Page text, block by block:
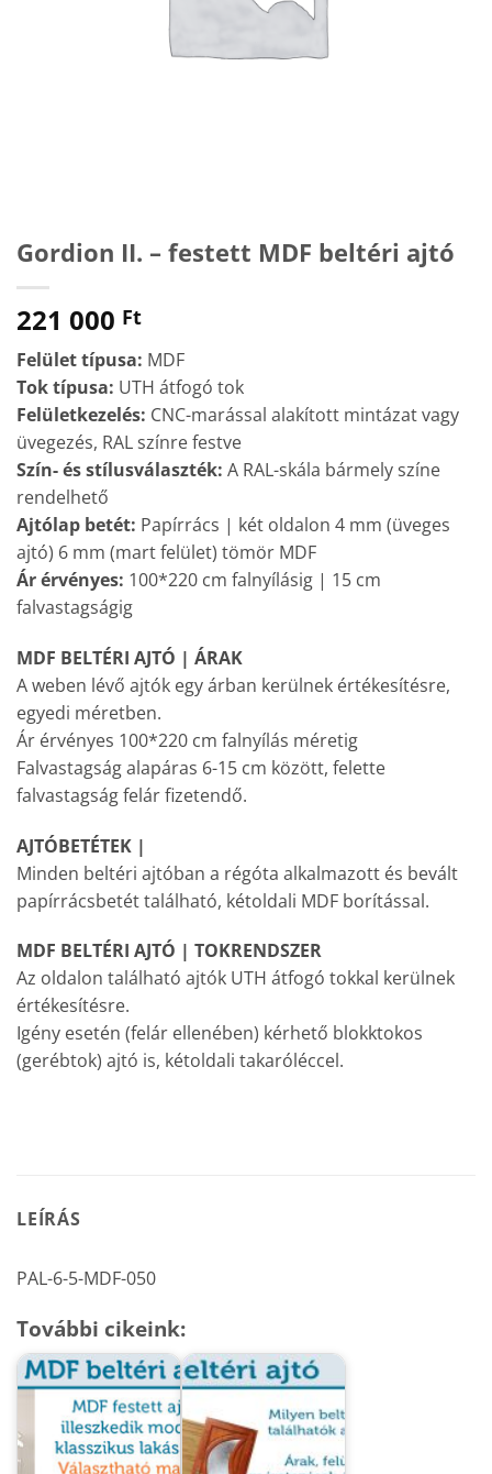
Gordion II. – festett MDF beltéri ajtó
221 000 Ft
Felület típusa: MDF
Tok típusa: UTH átfogó tok
Felületkezelés: CNC-marással alakított mintázat vagy
üvegezés, RAL színre festve
Szín- és stílusválaszték: A RAL-skála bármely színe
rendelhető
Ajtólap betét: Papírrács | két oldalon 4 mm (üveges
ajtó) 6 mm (mart felület) tömör MDF
Ár érvényes: 100*220 cm falnyílásig | 15 cm
falvastagságig
MDF BELTÉRI AJTÓ | ÁRAK
A weben lévő ajtók egy árban kerülnek értékesítésre,
egyedi méretben.
Ár érvényes 100*220 cm falnyílás méretig
Falvastagság alapáras 6-15 cm között, felette
falvastagság felár fizetendő.
AJTÓBETÉTEK |
Minden beltéri ajtóban a régóta alkalmazott és bevált
papírrácsbetét található, kétoldali MDF borítással.
MDF BELTÉRI AJTÓ | TOKRENDSZER
Az oldalon található ajtók UTH átfogó tokkal kerülnek
értékesítésre.
Igény esetén (felár ellenében) kérhető blokktokos
(gerébtok) ajtó is, kétoldali takaróléccel.
LEÍRÁS
PAL-6-5-MDF-050
További cikeink: